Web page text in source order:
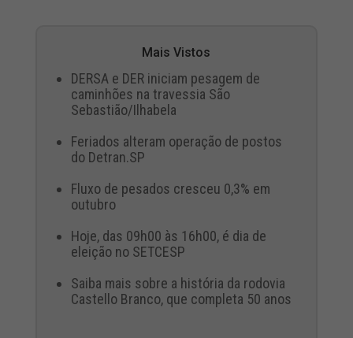
Mais Vistos
DERSA e DER iniciam pesagem de
caminhões na travessia São
Sebastião/Ilhabela
Feriados alteram operação de postos
do Detran.SP
Fluxo de pesados cresceu 0,3% em
outubro
Hoje, das 09h00 às 16h00, é dia de
eleição no SETCESP
Saiba mais sobre a história da rodovia
Castello Branco, que completa 50 anos